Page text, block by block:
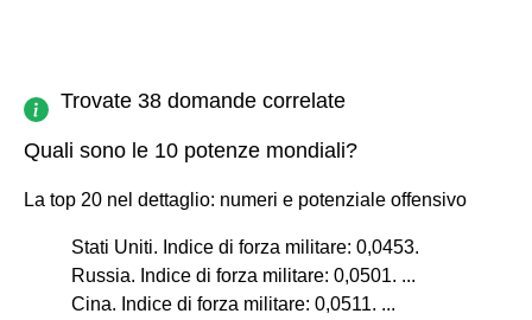
Trovate 38 domande correlate
Quali sono le 10 potenze mondiali?
La top 20 nel dettaglio: numeri e potenziale offensivo
Stati Uniti. Indice di forza militare: 0,0453.
Russia. Indice di forza militare: 0,0501. ...
Cina. Indice di forza militare: 0,0511. ...